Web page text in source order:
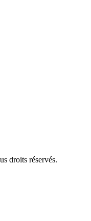
droits réservés.